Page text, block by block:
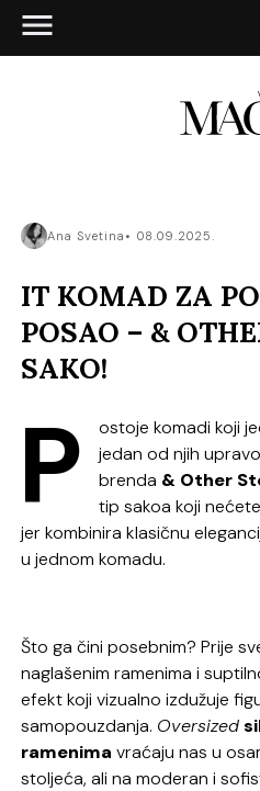
Ana Svetina 08.09.2025.
IT KOMAD ZA
POSAO – &
SAKO!
P
ostoje komadi koji
jedan od njih
brenda & Other
tip sakoa koji
jer kombinira klasičnu
u jednom komadu.
Što ga čini posebnim? Prije
naglašenim ramenima i
efekt koji vizualno izdužuje
samopouzdanja. Oversized
ramenima vraćaju nas u
stoljeća, ali na moderan i